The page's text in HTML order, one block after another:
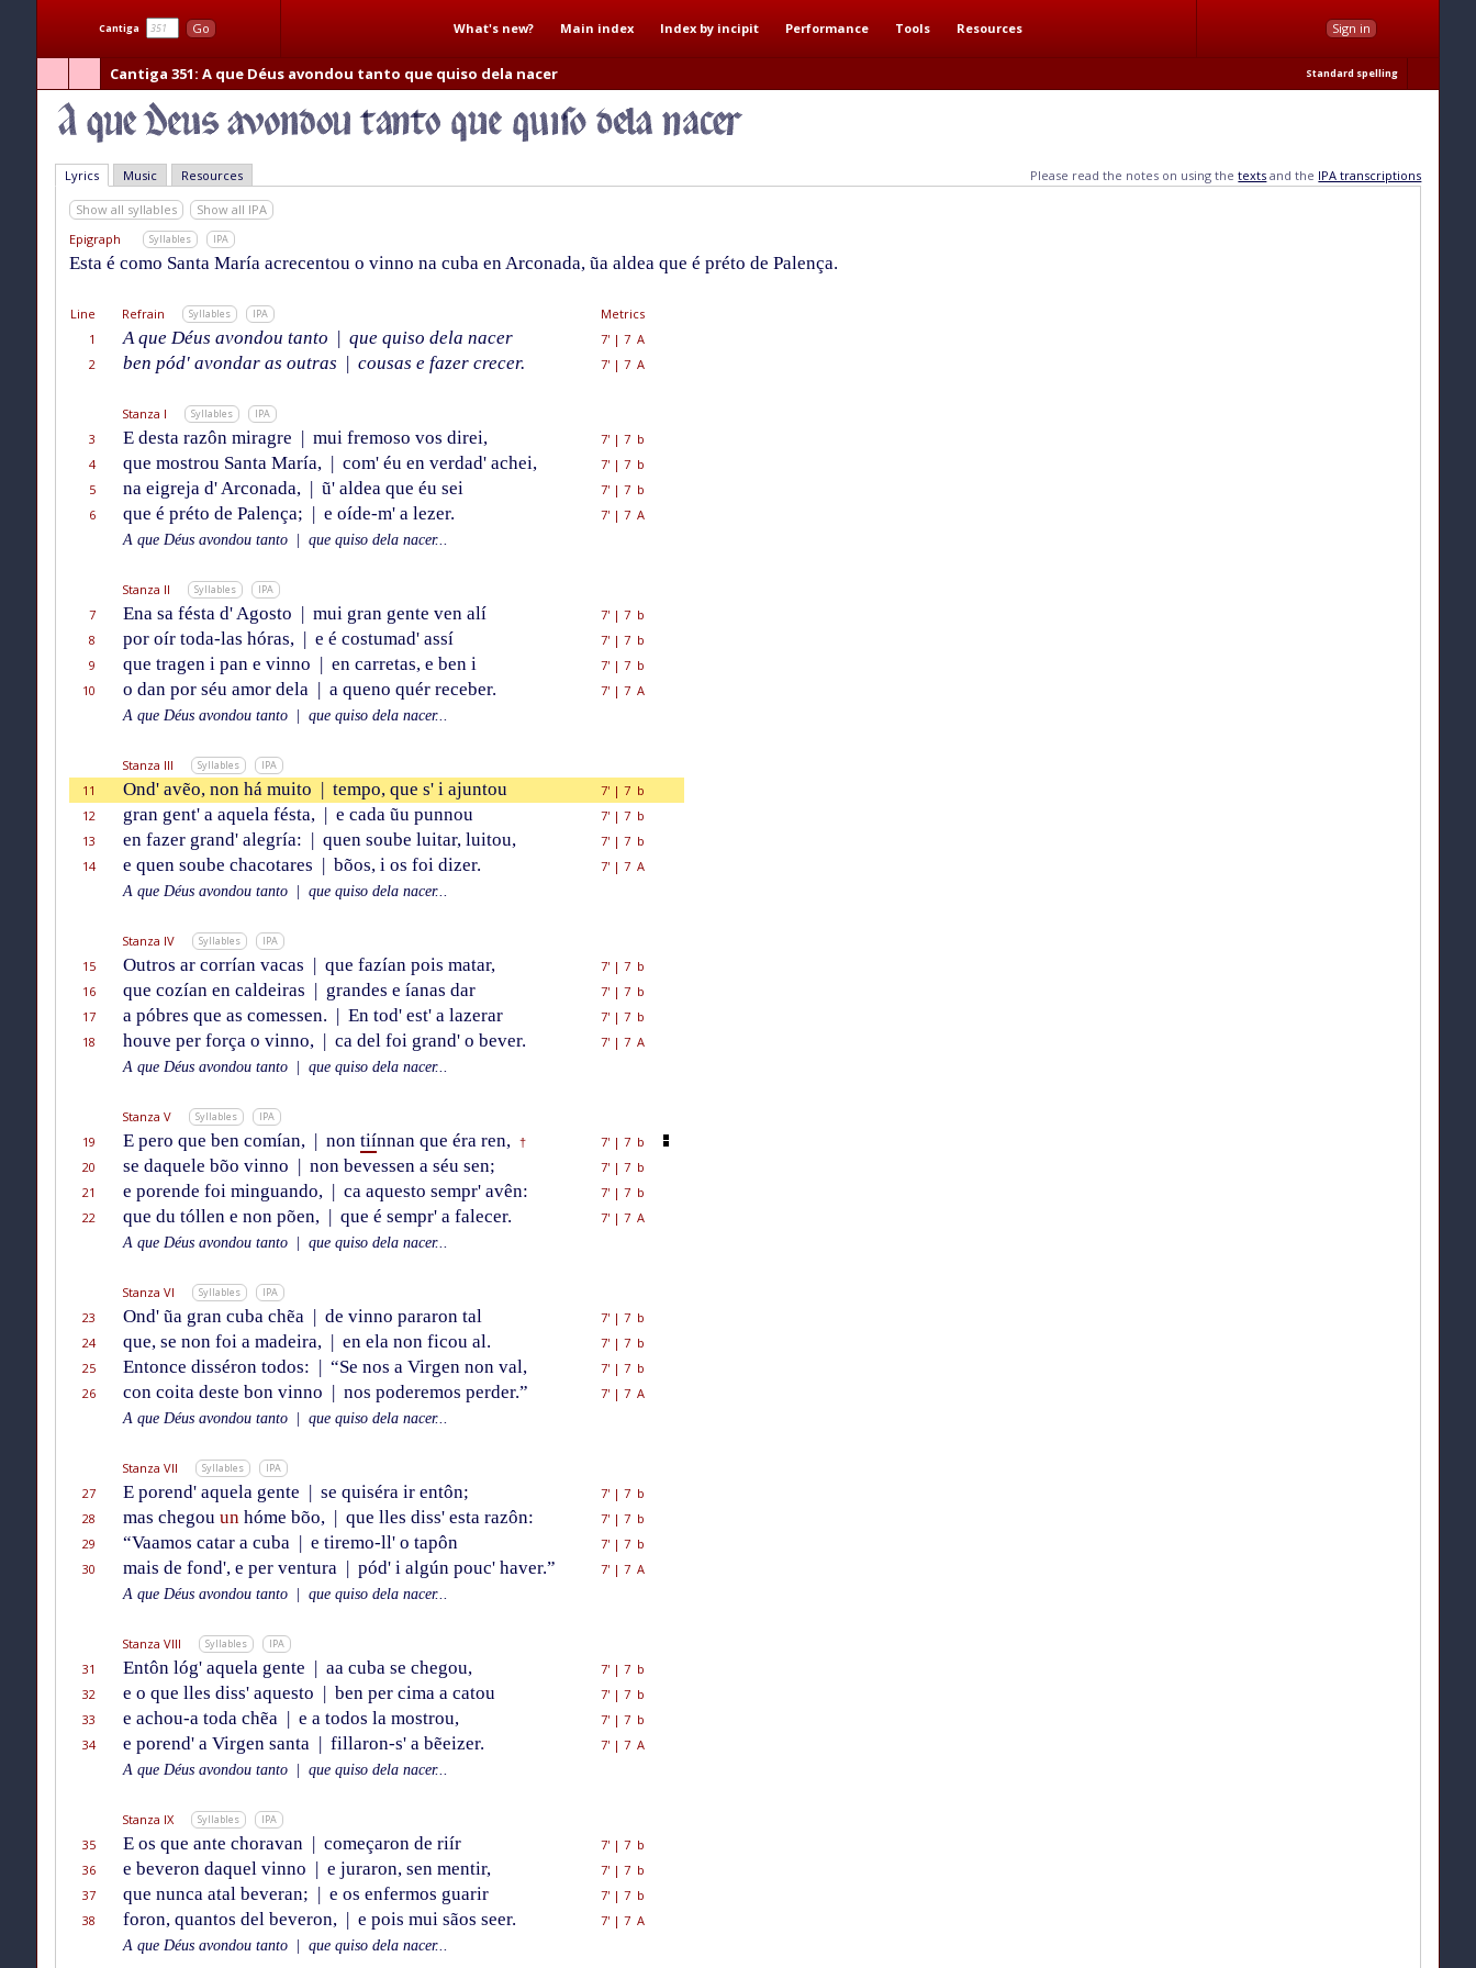
Cantiga Go What's new? Main index Index by incipit Performance Tools Resources Sign in
Cantiga 351: A que Déus avondou tanto que quiso dela nacer Standard spelling
Lyrics Music Resources Please read the notes on using thetexts and the IPA transcriptions
Show all syllables
Show all IPA
Epigraph
Syllables IPA
Esta é como Santa María acrecentou o vinno na cuba en Arconada, ũa aldea que é préto de Palença.
Line Refrain Syllables IPA
Metrics
1
A que Déus avondou tanto | que quiso dela nacer 7'| 7 A
2
ben pód' avondar as outras | cousas e fazer crecer. 7'| 7 A
Stanza I Syllables IPA
3 E desta razôn miragre | mui fremoso vos direi, 7'| 7 b
4
que mostrou Santa María, | com' éu en verdad' achei, 7'| 7 b
5
na eigreja d' Arconada, | ũ' aldea que éu sei 7'| 7 b
6
que é préto de Palença; | e oíde-m' a lezer. 7'| 7 A
A que Déus avondou tanto
que quiso dela nacer...
Stanza II Syllables IPA
7 Ena sa fésta d' Agosto | mui gran gente ven alí 7'| 7 b
8
por oír toda-las hóras, | e é costumad' assí 7'| 7 b
9
que tragen i pan e vinno | en carretas, e ben i 7'| 7 b
10
o dan por séu amor dela | a queno quér receber. 7'| 7 A
A que Déus avondou tanto
que quiso dela nacer...
Stanza III Syllables IPA
11 Ond' avẽo, non há muito | tempo, que s' i ajuntou 7'| 7 b
12
gran gent' a aquela fésta, | e cada ũu punnou 7'| 7 b
13
en fazer grand' alegría: | quen soube luitar, luitou, 7'| 7 b
14
e quen soube chacotares | bõos, i os foi dizer. 7'| 7 A
A que Déus avondou tanto
que quiso dela nacer...
Stanza IV Syllables IPA
15 Outros ar corrían vacas | que fazían pois matar, 7'| 7 b
16
que cozían en caldeiras | grandes e íanas dar 7'| 7 b
17
a póbres que as comessen. | En tod' est' a lazerar 7'| 7 b
18
houve per força o vinno, | ca del foi grand' o bever. 7'| 7 A
A que Déus avondou tanto
que quiso dela nacer...
Stanza V Syllables IPA
19 E pero que ben comían, | non tiínnan que éra ren, † 7'| 7 b
20
se daquele bõo vinno | non bevessen a séu sen; 7'| 7 b
21
e porende foi minguando, | ca aquesto sempr' avên: 7'| 7 b
22
que du tóllen e non põen, | que é sempr' a falecer. 7'| 7 A
A que Déus avondou tanto
que quiso dela nacer...
Stanza VI Syllables IPA
23 Ond' ũa gran cuba chẽa | de vinno pararon tal 7'| 7 b
24
que, se non foi a madeira, | en ela non ficou al. 7'| 7 b
25
Entonce disséron todos: | “Se nos a Virgen non val, 7'| 7 b
26
con coita deste bon vinno | nos poderemos perder.” 7'| 7 A
A que Déus avondou tanto
que quiso dela nacer...
Stanza VII Syllables IPA
27 E porend' aquela gente | se quiséra ir entôn; 7'| 7 b
28
mas chegou unhóme bõo, | que lles diss' esta razôn: 7'| 7 b
29
“Vaamos catar a cuba | e tiremo-ll' o tapôn 7'| 7 b
30
mais de fond', e per ventura | pód' i algún pouc' haver.” 7'| 7 A
A que Déus avondou tanto
que quiso dela nacer...
Stanza VIII Syllables IPA
31 Entôn lóg' aquela gente | aa cuba se chegou, 7'| 7 b
32
e o que lles diss' aquesto | ben per cima a catou 7'| 7 b
33
e achou-a toda chẽa | e a todos la mostrou, 7'| 7 b
34
e porend' a Virgen santa | fillaron-s' a bẽeizer. 7'| 7 A
A que Déus avondou tanto
que quiso dela nacer...
Stanza IX Syllables IPA
35 E os que ante choravan | começaron de riír 7'| 7 b
36
e beveron daquel vinno | e juraron, sen mentir, 7'| 7 b
37
que nunca atal beveran; | e os enfermos guarir 7'| 7 b
38
foron, quantos del beveron, | e pois mui sãos seer. 7'| 7 A
A que Déus avondou tanto
que quiso dela nacer...